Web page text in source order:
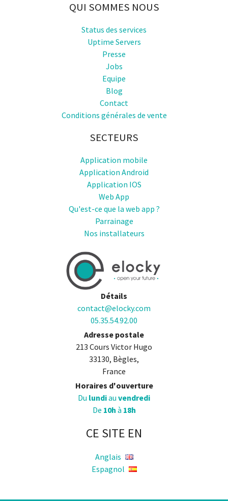
QUI SOMMES NOUS
Status des services
Uptime Servers
Presse
Jobs
Equipe
Blog
Contact
Conditions générales de vente
SECTEURS
Application mobile
Application Android
Application IOS
Web App
Qu'est-ce que la web app ?
Parrainage
Nos installateurs
Détails
contact@elocky.com
05.35.54.92.00
Adresse postale
213 Cours Victor Hugo
33130, Bègles,
France
Horaires d'ouverture
Du lundiau vendredi
De 10h à 18h
CE SITE EN
Anglais
Espagnol